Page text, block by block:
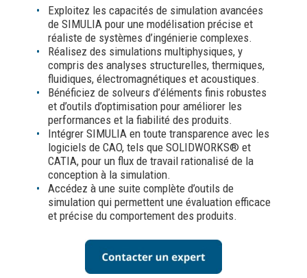
Exploitez les capacités de simulation avancées
de SIMULIA pour une modélisation précise et
réaliste de systèmes d’ingénierie complexes.
Réalisez des simulations multiphysiques, y
compris des analyses structurelles, thermiques,
fluidiques, électromagnétiques et acoustiques.
Bénéficiez de solveurs d’éléments finis robustes
et d’outils d’optimisation pour améliorer les
performances et la fiabilité des produits.
Intégrer SIMULIA en toute transparence avec les
logiciels de CAO, tels que SOLIDWORKS® et
CATIA, pour un flux de travail rationalisé de la
conception à la simulation.
Accédez à une suite complète d’outils de
simulation qui permettent une évaluation efficace
et précise du comportement des produits.